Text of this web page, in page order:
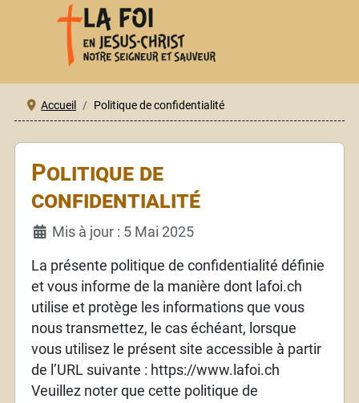
Accueil Politique de confidentialité
Politique de
confidentialité
DétailsMis à jour : 5 Mai 2025
La présente politique de confidentialité définie
et vous informe de la manière dont lafoi.ch
utilise et protège les informations que vous
nous transmettez, le cas échéant, lorsque
vous utilisez le présent site accessible à partir
de l’URL suivante : https://www.lafoi.ch
Veuillez noter que cette politique de